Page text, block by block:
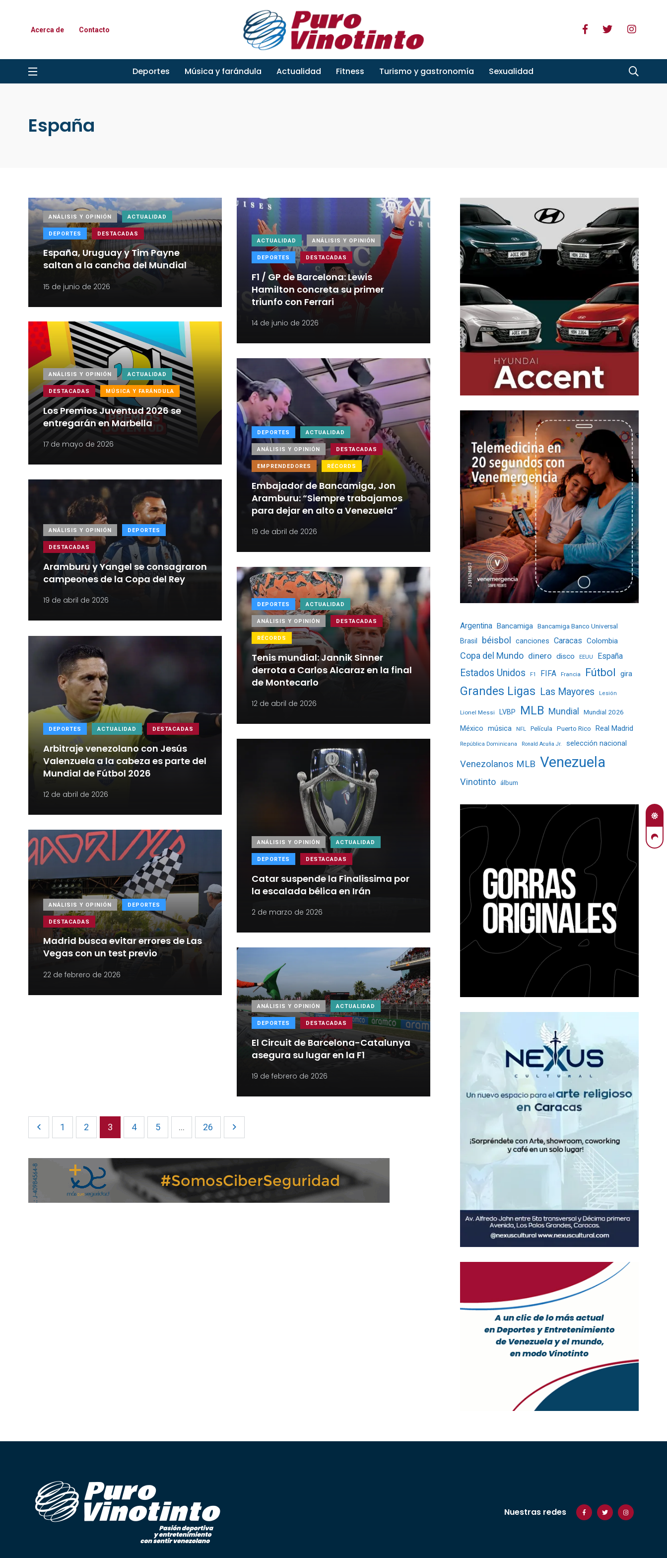
Acerca de Contacto
Deportes Música y farándula Actualidad Fitness Turismo y gastronomía Sexualidad
España
ANÁLISIS Y OPINIÓN ACTUALIDAD
DEPORTES DESTACADAS
España, Uruguay y Tim Payne
saltan a la cancha del Mundial
15 de junio de 2026
ACTUALIDAD ANÁLISIS Y OPINIÓN
DEPORTES DESTACADAS
F1 / GP de Barcelona: Lewis
Hamilton concreta su primer
triunfo con Ferrari
14 de junio de 2026
ANÁLISIS Y OPINIÓN ACTUALIDAD
DESTACADAS MÚSICA Y FARÁNDULA
Los Premios Juventud 2026 se
entregarán en Marbella
17 de mayo de 2026
DEPORTES ACTUALIDAD
ANÁLISIS Y OPINIÓN DESTACADAS
EMPRENDEDORES RÉCORDS
Embajador de Bancamiga, Jon
Aramburu: “Siempre trabajamos
para dejar en alto a Venezuela”
19 de abril de 2026
ANÁLISIS Y OPINIÓN DEPORTES
DESTACADAS
Aramburu y Yangel se consagraron
campeones de la Copa del Rey
19 de abril de 2026 DEPORTES ACTUALIDAD
ANÁLISIS Y OPINIÓN DESTACADAS
RÉCORDS
Tenis mundial: Jannik Sinner
derrota a Carlos Alcaraz en la final
de Montecarlo
12 de abril de 2026
DEPORTES ACTUALIDAD DESTACADAS
Arbitraje venezolano con Jesús
Valenzuela a la cabeza es parte del
Mundial de Fútbol 2026
12 de abril de 2026
ANÁLISIS Y OPINIÓN ACTUALIDAD
DEPORTES DESTACADAS
Catar suspende la Finalissima por
la escalada bélica en Irán
2 de marzo de 2026
ANÁLISIS Y OPINIÓN DEPORTES
DESTACADAS
Madrid busca evitar errores de Las
Vegas con un test previo
22 de febrero de 2026
ANÁLISIS Y OPINIÓN ACTUALIDAD
DEPORTES DESTACADAS
El Circuit de Barcelona-Catalunya
asegura su lugar en la F1
19 de febrero de 2026
1 2 3 4 5 ... 26
Argentina Bancamiga Bancamiga Banco Universal
Brasil
béisbol canciones Caracas Colombia
Copa del Mundo dinero disco EEUU España
Estados Unidos F1 FIFA Francia Fútbol gira
Grandes Ligas Las Mayores Lesión
Lionel Messi LVBP MLB Mundial Mundial 2026
México música NFL Película Puerto Rico Real Madrid
República Dominicana Ronald Acuña Jr. selección nacional
Venezolanos MLB Venezuela
Vinotinto álbum
Nuestras redes